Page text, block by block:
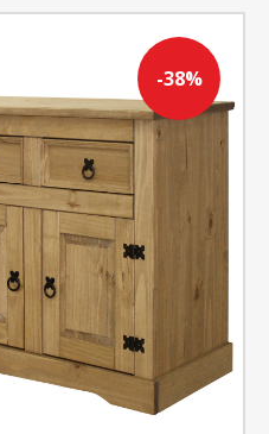
-38%